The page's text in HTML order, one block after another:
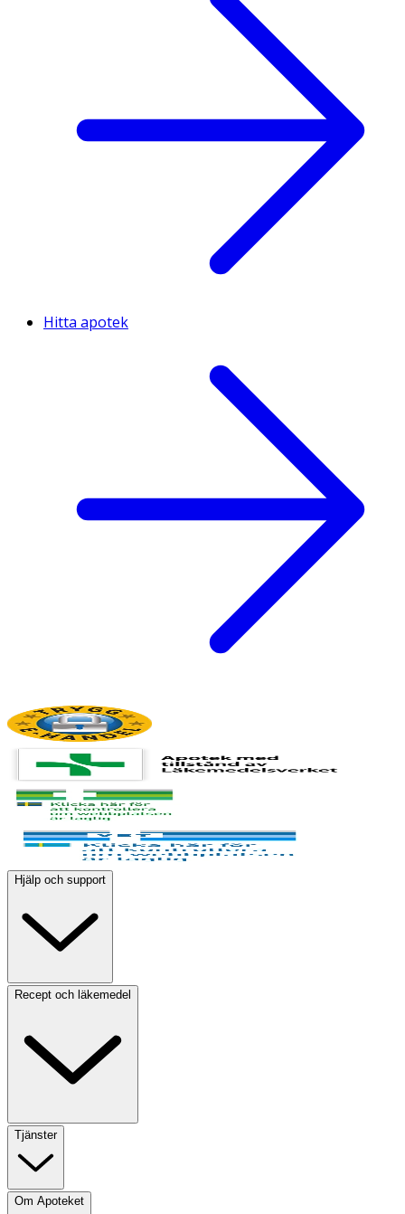
Hitta apotek
Hjälp och support
Recept och läkemedel
Tjänster
Om Apoteket